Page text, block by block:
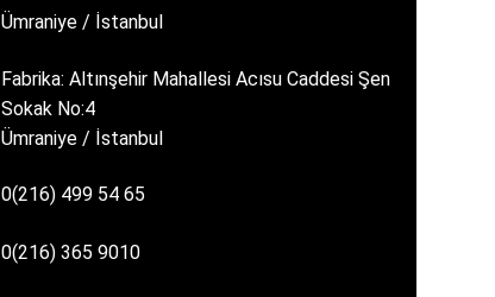
Ümraniye / İstanbul
Fabrika: Altınşehir Mahallesi Acısu Caddesi Şen
Sokak No:4
Ümraniye / İstanbul
0(216) 499 54 65
0(216) 365 9010